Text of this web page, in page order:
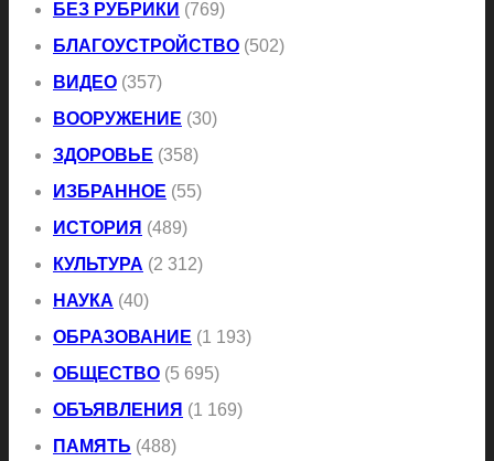
БЕЗ РУБРИКИ (769)
БЛАГОУСТРОЙСТВО (502)
ВИДЕО (357)
ВООРУЖЕНИЕ (30)
ЗДОРОВЬЕ (358)
ИЗБРАННОЕ (55)
ИСТОРИЯ (489)
КУЛЬТУРА (2 312)
НАУКА (40)
ОБРАЗОВАНИЕ (1 193)
ОБЩЕСТВО (5 695)
ОБЪЯВЛЕНИЯ (1 169)
ПАМЯТЬ (488)